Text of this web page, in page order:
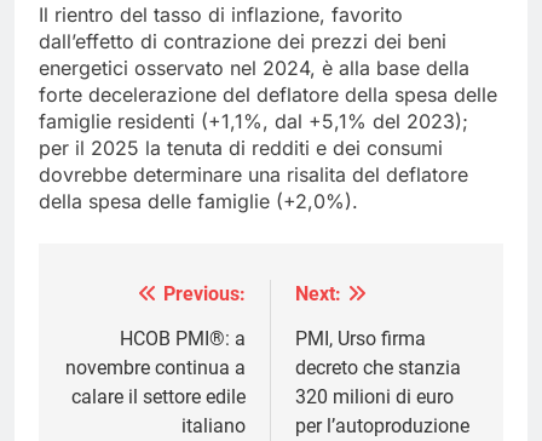
Il rientro del tasso di inflazione, favorito
dall’effetto di contrazione dei prezzi dei beni
energetici osservato nel 2024, è alla base della
forte decelerazione del deflatore della spesa delle
famiglie residenti (+1,1%, dal +5,1% del 2023);
per il 2025 la tenuta di redditi e dei consumi
dovrebbe determinare una risalita del deflatore
della spesa delle famiglie (+2,0%).
Navigazione
articoli
Previous:
HCOB PMI®: a
novembre continua a
calare il settore edile
italiano
Next:
PMI, Urso firma
decreto che stanzia
320 milioni di euro
per l’autoproduzione